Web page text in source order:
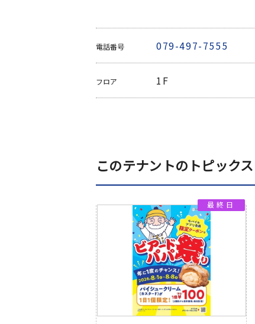
電話番号 079-497-7555
フロア 1F
このテナントのトピックス